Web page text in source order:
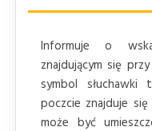
Informuje o
znajdującym się
symbol słuchawki
poczcie znajduje
może być